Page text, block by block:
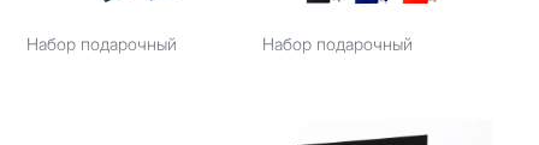
Набор подарочный Набор подарочный